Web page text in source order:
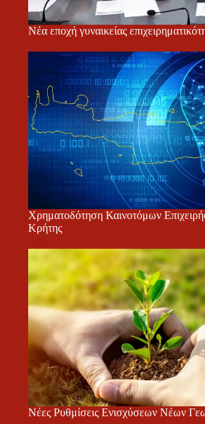
Νέα εποχή γυναικείας
Χρηματοδότηση Καινοτόμων
Κρήτης
Νέες Ρυθμίσεις Ενισχύσεων Νέων